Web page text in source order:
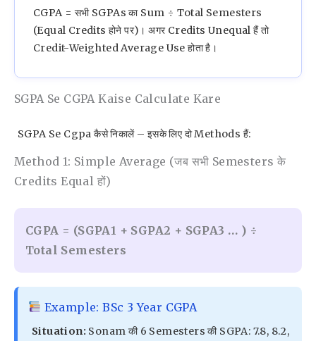
CGPA = सभी SGPAs का Sum ÷ Total Semesters
(equal Credits होने पर)। अगर Credits Unequal हैं तो
Credit-Weighted Average Use होता है।
SGPA Se CGPA Kaise Calculate Kare
SGPA Se Cgpa कैसे निकालें – इसके लिए दो Methods हैं:
Method 1: Simple Average (जब सभी Semesters के
Credits Equal हों)
CGPA = (SGPA1 + SGPA2 + SGPA3 … ) ÷
Total Semesters
Example: BSc 3 Year CGPA
Situation: Sonam की 6 Semesters की SGPA: 7.8, 8.2,